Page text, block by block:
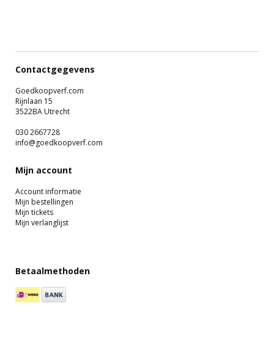
Contactgegevens
Goedkoopverf.com
Rijnlaan 15
3522BA Utrecht
030 2667728
info@goedkoopverf.com
Mijn account
Account informatie
Mijn bestellingen
Mijn tickets
Mijn verlanglijst
Betaalmethoden